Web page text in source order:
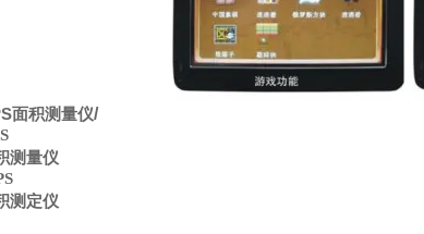
面积测量仪/
测量仪
测定仪